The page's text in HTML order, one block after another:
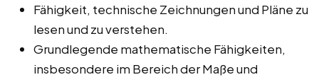
Fähigkeit, technische Zeichnungen und Pläne zu
lesen und zu verstehen.
Grundlegende mathematische Fähigkeiten,
insbesondere im Bereich der Maße und